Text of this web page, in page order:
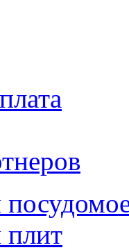
плит